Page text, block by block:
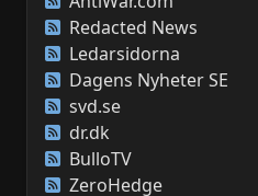
Redacted News
Ledarsidorna
Dagens Nyheter SE
svd.se
dr.dk
BulloTV
ZeroHedge